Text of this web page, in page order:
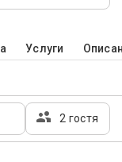
Услуги
2 гостя